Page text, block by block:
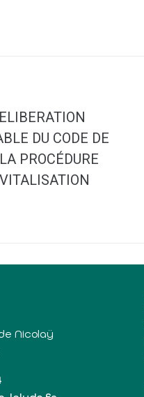
DU CODE DE
PROCÉDURE
Nicolaÿ